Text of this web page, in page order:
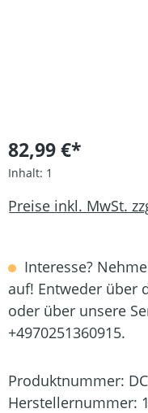
82,99 €*
Inhalt: 1
Preise inkl. MwSt.
Interesse?
auf! Entweder über
oder über unsere
+4970251360915.
Produktnummer:
Herstellernummer: